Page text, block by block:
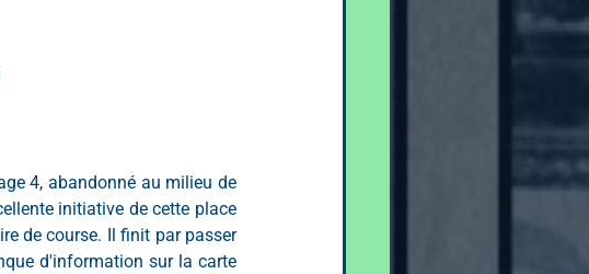
4, abandonné au milieu de
initiative de cette place
de course. Il finit par passer
d'information sur la carte